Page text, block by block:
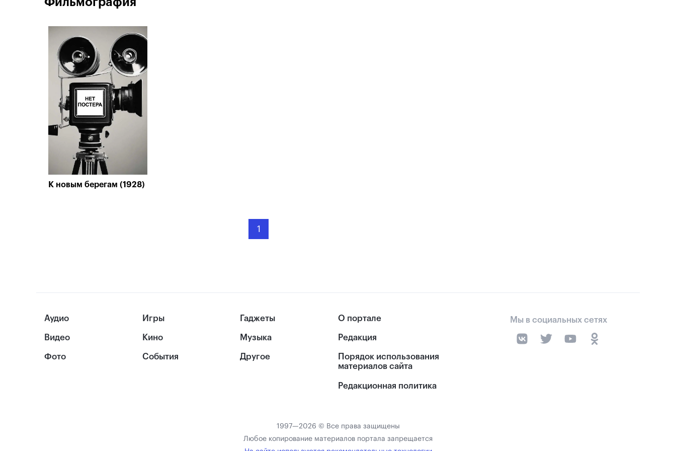
К новым берегам (1928)
1
Аудио
Видео
Фото
Игры
Кино
События
Гаджеты
Музыка
Другое
О портале
Редакция
Порядок использования
материалов сайта
Редакционная политика
Мы в социальных сетях
1997—2026 © Все права защищены
Любое копирование материалов портала запрещается